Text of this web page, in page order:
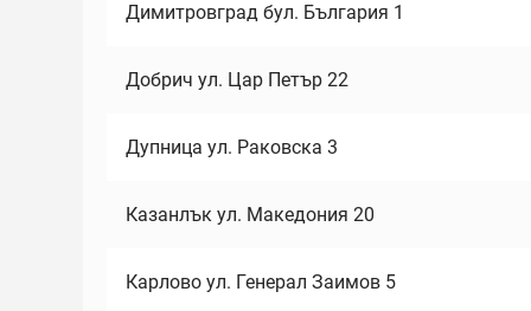
Димитровград бул. България 1
Добрич ул. Цар Петър 22
Дупница ул. Раковска 3
Казанлък ул. Македония 20
Карлово ул. Генерал Заимов 5